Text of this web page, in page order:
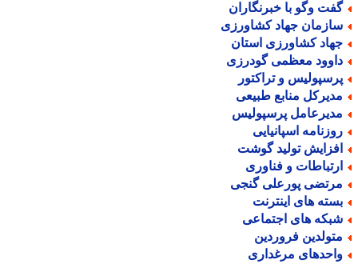
وگو با خبرنگاران
جهاد کشاورزی
کشاورزی استان
معظمی گودرزی
و تراکتور
منابع طبیعی
پرسپولیس
اسپانیایی
تولید گوشت
و فناوری
پورعلی گنجی
های اینترنت
های اجتماعی
فروردین
مرغداری